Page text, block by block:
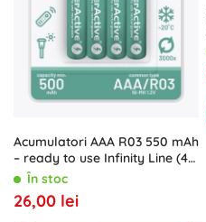
Acumulatori AAA R03 550 mAh
– ready to use Infinity Line (4
buc)În stoc
26,00 lei